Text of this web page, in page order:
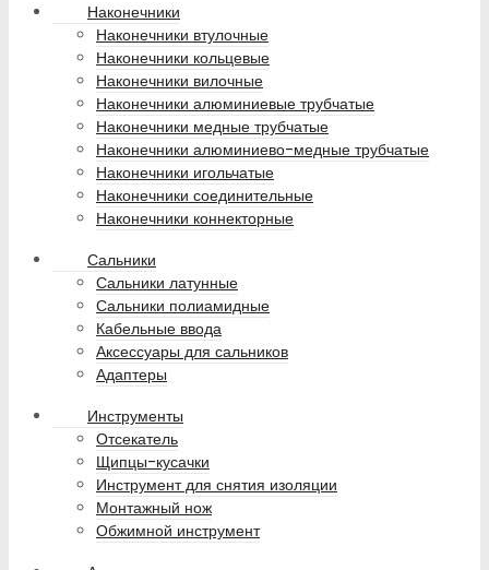
Наконечники
Наконечники втулочные
Наконечники кольцевые
Наконечники вилочные
Наконечники алюминиевые трубчатые
Наконечники медные трубчатые
Наконечники алюминиево-медные трубчатые
Наконечники игольчатые
Наконечники соединительные
Наконечники коннекторные
Сальники
Сальники латунные
Сальники полиамидные
Кабельные ввода
Аксессуары для сальников
Адаптеры
Инструменты
Отсекатель
Щипцы-кусачки
Инструмент для снятия изоляции
Монтажный нож
Обжимной инструмент